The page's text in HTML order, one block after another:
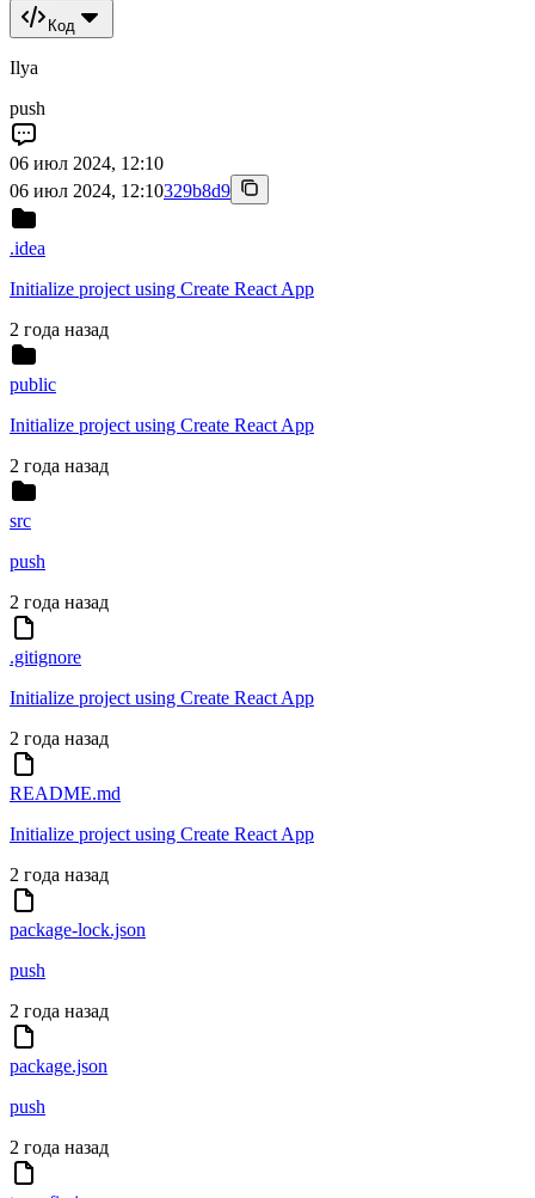
Код
Ilya
push
06 июл 2024, 12:10
06 июл 2024, 12:10329b8d9
.idea
Initialize project using Create React App
2 года назад
public
Initialize project using Create React App
2 года назад
src
push
2 года назад
.gitignore
Initialize project using Create React App
2 года назад
README.md
Initialize project using Create React App
2 года назад
package-lock.json
push
2 года назад
package.json
push
2 года назад